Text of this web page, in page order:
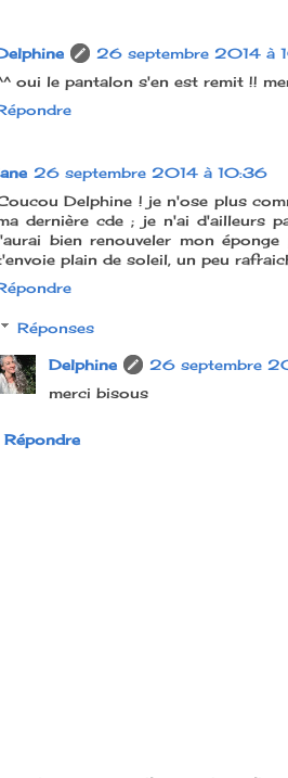
26 septembre 2014 à
oui le pantalon s'en est remit !!
26 septembre 2014 à 10:36
Delphine ! je n'ose plus
dernière cde ; je n'ai d'ailleurs
bien renouveler mon
plain de soleil, un peu
Réponses
Delphine
26 septembre
merci bisous
Répondre